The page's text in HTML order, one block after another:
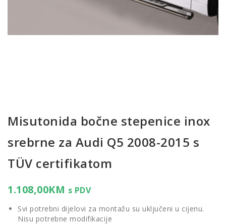
Misutonida bočne stepenice inox
srebrne za Audi Q5 2008-2015 s
TÜV certifikatom
1.108,00KM s PDV
Svi potrebni dijelovi za montažu su uključeni u cijenu.
Nisu potrebne modifikacije